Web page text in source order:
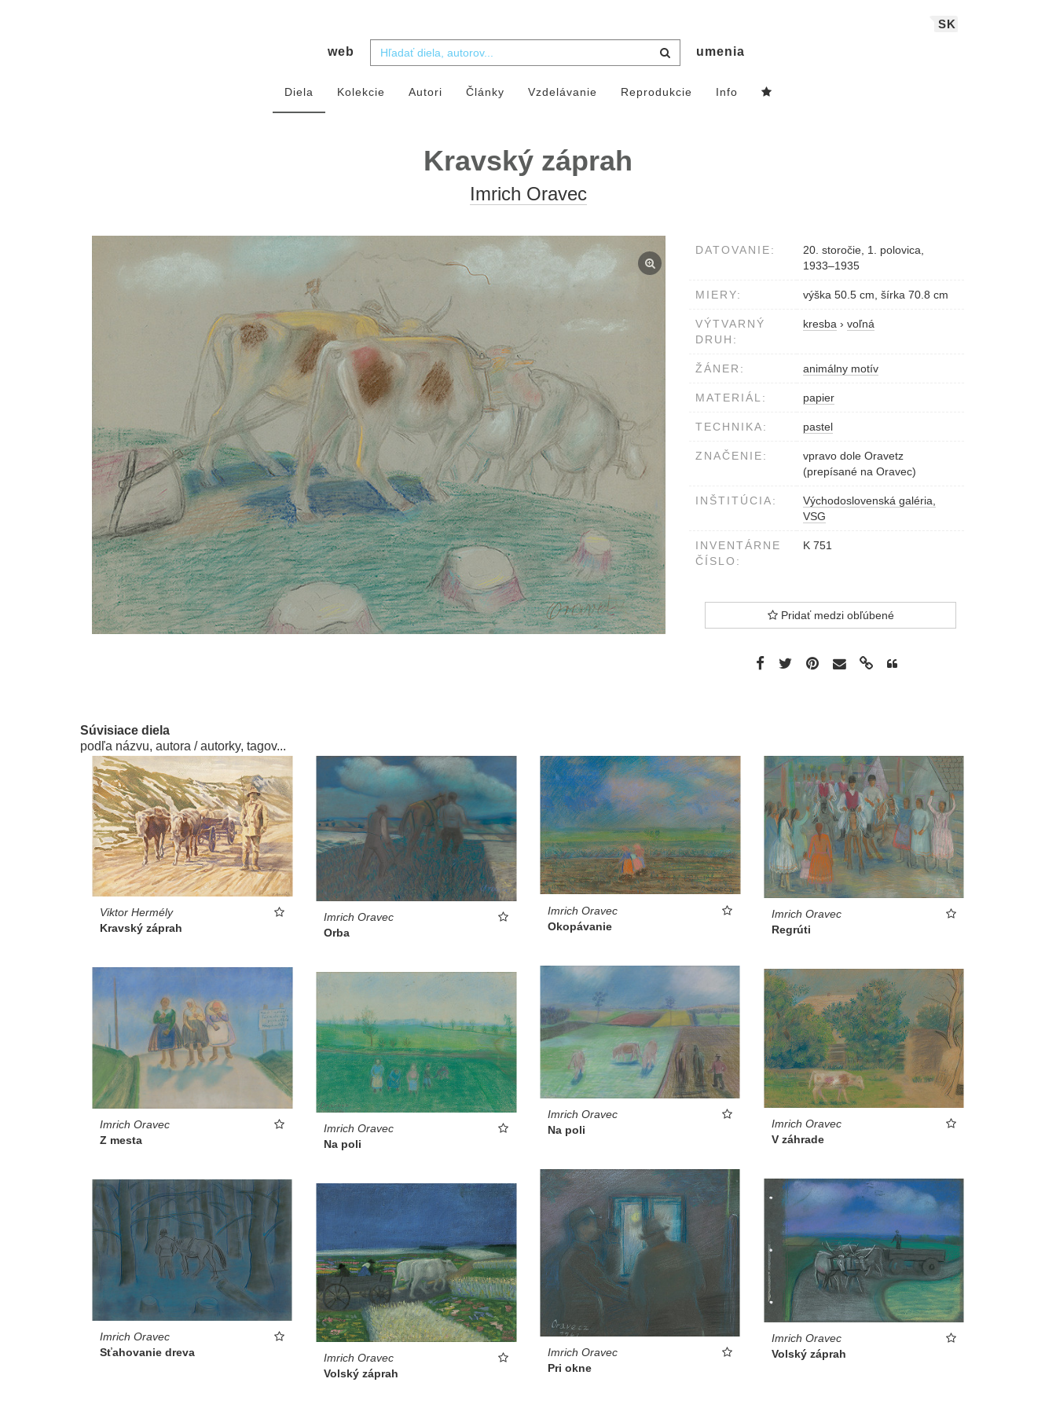
SK
web umenia
Diela Kolekcie Autori Články Vzdelávanie Reprodukcie Info
Kravský záprah
Imrich Oravec
DATOVANIE:
20. storočie, 1. polovica,
1933–1935
MIERY: výška 50.5 cm, šírka 70.8 cm
VÝTVARNÝ
DRUH:
kresba › voľná
ŽÁNER: animálny motív
MATERIÁL: papier
TECHNIKA: pastel
ZNAČENIE:
vpravo dole Oravetz
(prepísané na Oravec)
INŠTITÚCIA:
Východoslovenská galéria,
VSG
INVENTÁRNE
ČÍSLO:
K 751
Pridať medzi obľúbené
Súvisiace diela
podľa názvu, autora / autorky, tagov...
Viktor Hermély
Kravský záprah
Imrich Oravec
Orba
Imrich Oravec
Okopávanie
Imrich Oravec
Regrúti
Imrich Oravec
Na poli
Imrich Oravec
Z mesta
Imrich Oravec
V záhrade
Imrich Oravec
Na poli
Imrich Oravec
Pri okne
Imrich Oravec
Volský záprah
Imrich Oravec
Sťahovanie dreva
Imrich Oravec
Volský záprah